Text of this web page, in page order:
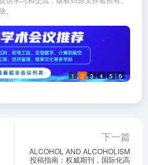
1 2 3 4 5 6
下一篇
ALCOHOL AND ALCOHOLISM
投稿指南：权威期刊，国际化高